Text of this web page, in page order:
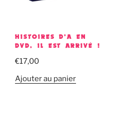
HISTOIRES D’A EN
DVD, IL EST ARRIVÉ !
€17,00
Ajouter au panier